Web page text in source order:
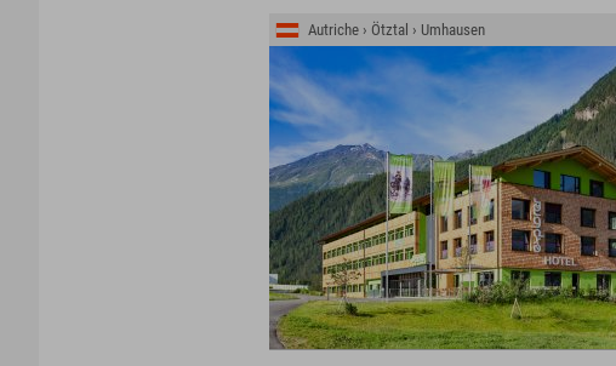
Autriche › Ötztal › Umhausen